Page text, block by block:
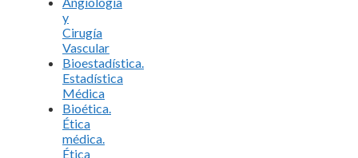
y
Cirugía
Vascular
Bioestadística.
Estadística
Médica
Bioética.
Ética
médica.
Ética